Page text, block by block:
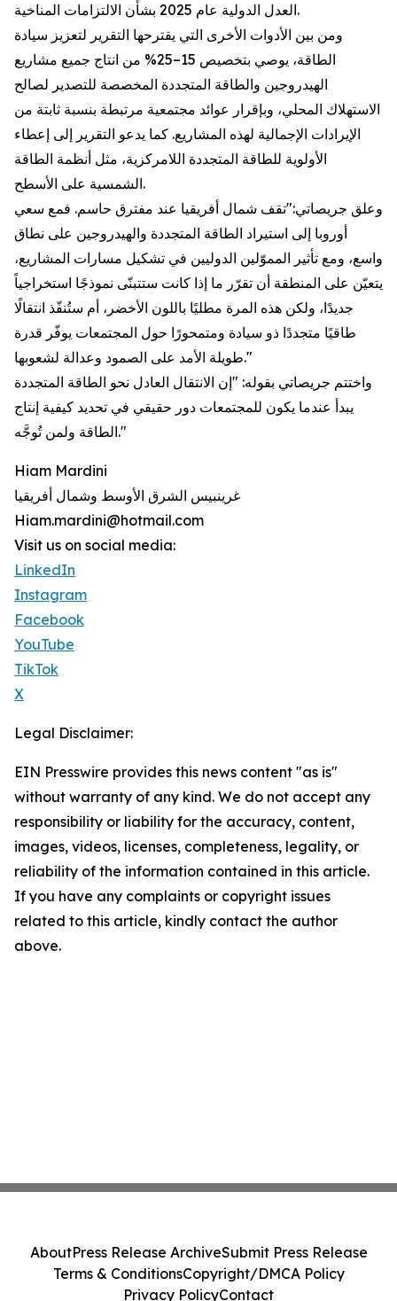
العدل الدولية عام 2025 بشأن الالتزامات المناخية.
ومن بين الأدوات الأخرى التي يقترحها التقرير لتعزيز سيادة
الطاقة، يوصي بتخصيص 15–25% من انتاج جميع مشاريع
الهيدروجين والطاقة المتجددة المخصصة للتصدير لصالح
الاستهلاك المحلي، وبإقرار عوائد مجتمعية مرتبطة بنسبة ثابتة من
الإيرادات الإجمالية لهذه المشاريع. كما يدعو التقرير إلى إعطاء
الأولوية للطاقة المتجددة اللامركزية، مثل أنظمة الطاقة
الشمسية على الأسطح.
وعلق جريصاتي:"تقف شمال أفريقيا عند مفترق حاسم. فمع سعي
أوروبا إلى استيراد الطاقة المتجددة والهيدروجين على نطاق
واسع، ومع تأثير المموّلين الدوليين في تشكيل مسارات المشاريع،
يتعيّن على المنطقة أن تقرّر ما إذا كانت ستتبنّى نموذجًا استخراجياً
جديدًا، ولكن هذه المرة مطليًا باللون الأخضر، أم ستُنفّذ انتقالًا
طاقيًا متجددًا ذو سيادة ومتمحورًا حول المجتمعات يوفّر قدرة
طويلة الأمد على الصمود وعدالة لشعوبها."
واختتم جريصاتي بقوله: "إن الانتقال العادل نحو الطاقة المتجددة
يبدأ عندما يكون للمجتمعات دور حقيقي في تحديد كيفية إنتاج
الطاقة ولمن تُوجَّه."
Hiam Mardini
غرينبيس الشرق الأوسط وشمال أفريقيا
Hiam.mardini@hotmail.com
Visit us on social media:
LinkedIn
Instagram
Facebook
YouTube
TikTok
X
Legal Disclaimer:
EIN Presswire provides this news content "as is"
without warranty of any kind. We do not accept any
responsibility or liability for the accuracy, content,
images, videos, licenses, completeness, legality, or
reliability of the information contained in this article.
If you have any complaints or copyright issues
related to this article, kindly contact the author
above.
AboutPress Release ArchiveSubmit Press Release
Terms & ConditionsCopyright/DMCA Policy
Privacy PolicyContact